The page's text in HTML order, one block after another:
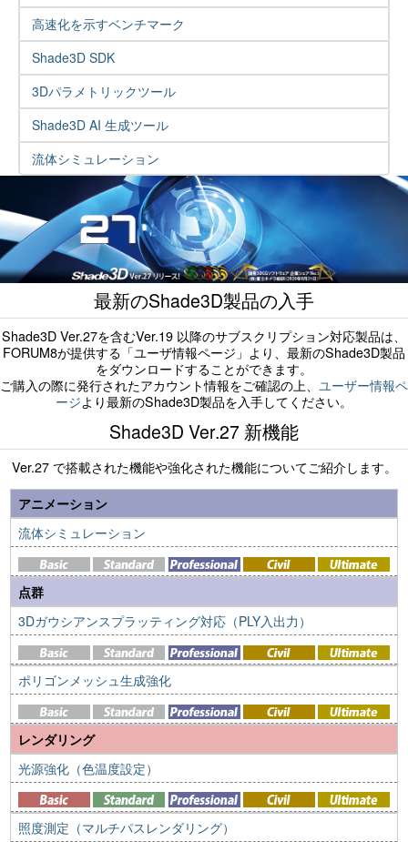
高速化を示すベンチマーク
Shade3D SDK
3Dパラメトリックツール
Shade3D AI 生成ツール
流体シミュレーション
最新のShade3D製品の入手
Shade3D Ver.27を含むVer.19 以降のサブスクリプション対応製品は、
FORUM8が提供する「ユーザ情報ページ」より、最新のShade3D製品
をダウンロードすることができます。
ご購入の際に発行されたアカウント情報をご確認の上、 ユーザー情報ペ
ージより最新のShade3D製品を入手してください。
Shade3D Ver.27 新機能
Ver.27 で搭載された機能や強化された機能についてご紹介します。
アニメーション
流体シミュレーション
点群
3Dガウシアンスプラッティング対応（PLY入出力）
ポリゴンメッシュ生成強化
レンダリング
光源強化（色温度設定）
照度測定（マルチパスレンダリング）